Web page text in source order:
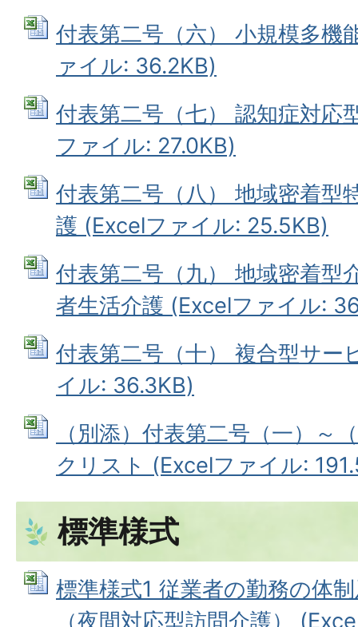
付表第二号（六） 小規模多機
ァイル: 36.2KB)
付表第二号（七） 認知症対応
ファイル: 27.0KB)
付表第二号（八） 地域密着型
護 (Excelファイル: 25.5KB)
付表第二号（九） 地域密着型
者生活介護 (Excelファイル:
付表第二号（十） 複合型サー
イル: 36.3KB)
（別添）付表第二号（一）～
クリスト (Excelファイル:
標準様式
標準様式1 従業者の勤務の体
（夜間対応型訪問介護）